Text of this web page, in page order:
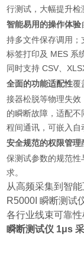
行测试，大幅提升检
智能易用的操作体验
持多文件保存调用；
标签打印及 MES 系
同时支持 CSV、
全面的功能适配性覆
接器松脱等物理失
的瞬断故障，适配
程间通讯，可嵌入自
安全规范的权限管理
保测试参数的规范
求。
从高频采集到智
R5000I 瞬断测试
各行业线束可靠性
瞬断测试仪 1μs